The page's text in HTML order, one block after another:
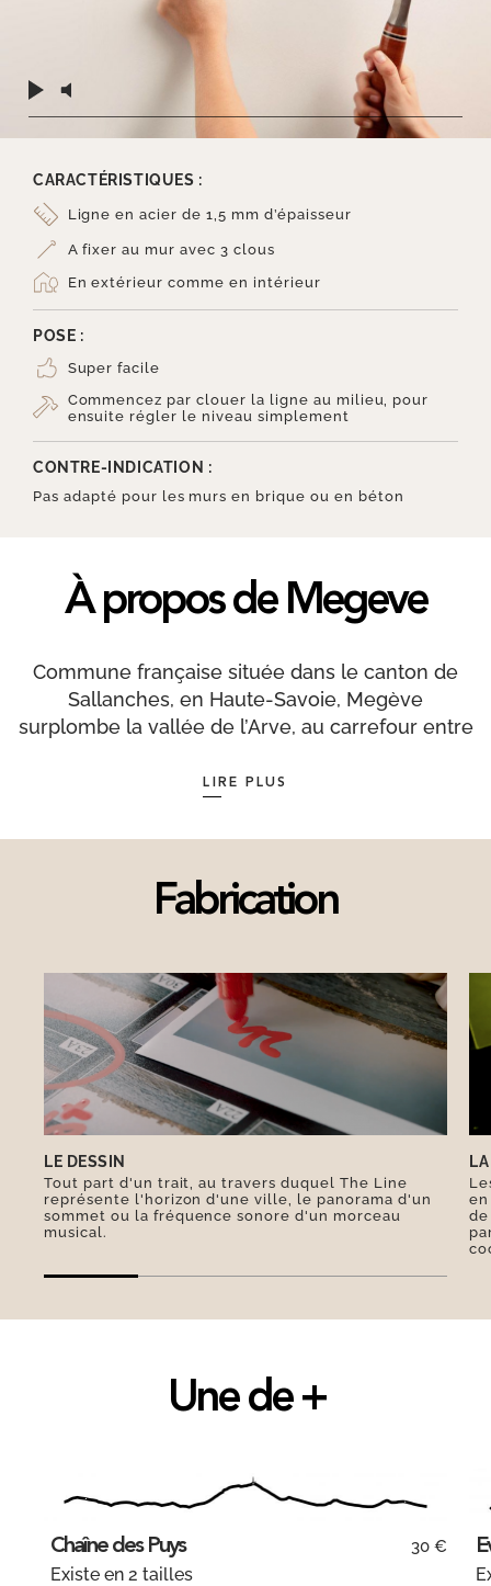
CARACTÉRISTIQUES :
Ligne en acier de 1,5 mm d’épaisseur
A fixer au mur avec 3 clous
En extérieur comme en intérieur
POSE :
Super facile
Commencez par clouer la ligne au milieu, pour
ensuite régler le niveau simplement
CONTRE-INDICATION :
Pas adapté pour les murs en brique ou en béton
À propos de Megeve
Commune française située dans le canton de
Sallanches, en Haute-Savoie, Megève
surplombe la vallée de l’Arve, au carrefour entre
chaîne des Aravis et du massif alpin du
renommée internationale, son important essor
famille Rothschild décide d'en faire un de ses
lieux de villégiature. En francoprovençal le nom
commune compte 5 hôtels, ils sont 25 neuf ans
plus tard. Les deux domaines skiables de
Megève offrent 400 km de pistes dont 14% sont
noires. Selon la légende, Muffat et Grosset sont
les fondateurs de Megève qu’ils délivrèrent du
monstre vipère volant, un animal fantastique
plus connu sous le nom de vouivre. Datant de
1732, la croix de Megève est un héritage qui se
transmet de mère en fille au sein des famille
mègevanes.
LIRE PLUS
Fabrication
LE DESSIN
Tout part d'un trait, au travers duquel The Line
représente l'horizon d'une ville, le panorama d'un
sommet ou la fréquence sonore d'un morceau
musical.
Une de +
Chaîne des Puys 30 €
Existe en 2 tailles